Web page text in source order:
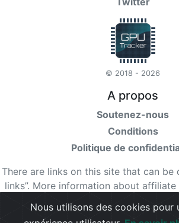
© 2018 - 2026
A propos
Soutenez-nous
Conditions
Politique de
There are links on this site that can be
links”. More information about
Nous utilisons des cookies pour